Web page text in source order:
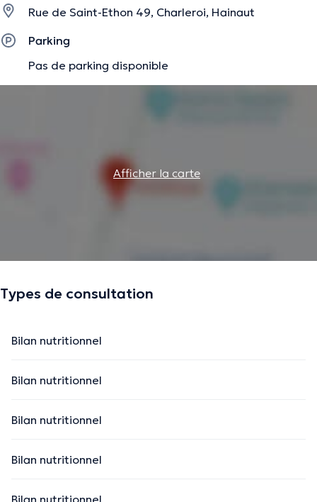
Rue de Saint-Ethon 49, Charleroi, Hainaut
Parking
Pas de parking disponible
Afficher la carte
Types de consultation
Bilan nutritionnel
Bilan nutritionnel
Bilan nutritionnel
Bilan nutritionnel
Bilan nutritionnel